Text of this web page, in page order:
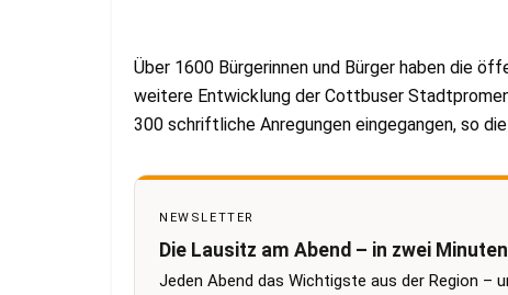
Über 1600 Bürgerinnen und Bürger haben die
weitere Entwicklung der Cottbuser
300 schriftliche Anregungen eingegangen, so
NEWSLETTER
Die Lausitz am Abend – in zwei Minuten
Jeden Abend das Wichtigste aus der Region